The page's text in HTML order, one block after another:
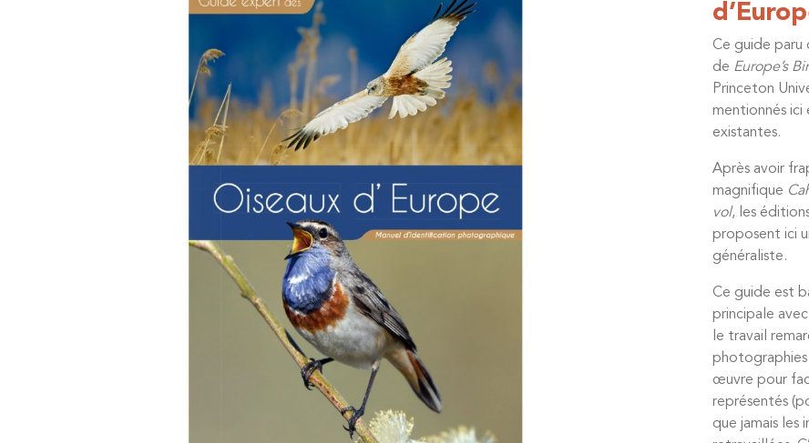
Ce guide
de Europe’s
Princeton
mentionnés
existantes.
Après avoir
magnifique
vol, les
proposent ici
généraliste.
Ce guide est
principale
le travail
photographies
œuvre pour
représentés
que jamais les